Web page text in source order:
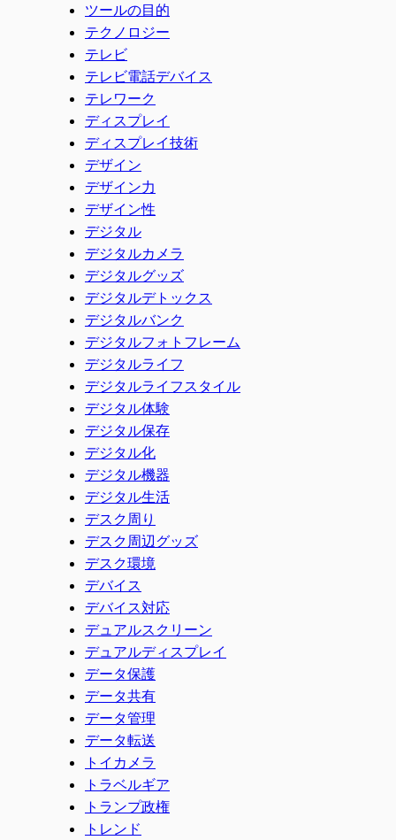
ツールの目的
テクノロジー
テレビ
テレビ電話デバイス
テレワーク
ディスプレイ
ディスプレイ技術
デザイン
デザイン力
デザイン性
デジタル
デジタルカメラ
デジタルグッズ
デジタルデトックス
デジタルバンク
デジタルフォトフレーム
デジタルライフ
デジタルライフスタイル
デジタル体験
デジタル保存
デジタル化
デジタル機器
デジタル生活
デスク周り
デスク周辺グッズ
デスク環境
デバイス
デバイス対応
デュアルスクリーン
デュアルディスプレイ
データ保護
データ共有
データ管理
データ転送
トイカメラ
トラベルギア
トランプ政権
トレンド